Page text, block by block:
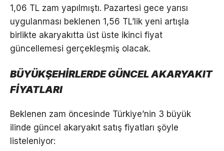
1,06 TL zam yapılmıştı. Pazartesi gece yarısı
uygulanması beklenen 1,56 TL’lik yeni artışla
birlikte akaryakıtta üst üste ikinci fiyat
güncellemesi gerçekleşmiş olacak.
BÜYÜKŞEHİRLERDE GÜNCEL AKARYAKIT
FİYATLARI
Beklenen zam öncesinde Türkiye’nin 3 büyük
ilinde güncel akaryakıt satış fiyatları şöyle
listeleniyor: